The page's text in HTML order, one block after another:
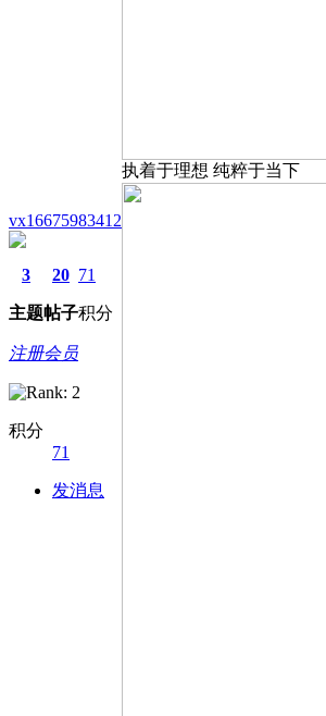
vx16675983412
3
主题
20
帖子
71
积分
注册会员
积分
71
发消息
执着于理想 纯粹于当下